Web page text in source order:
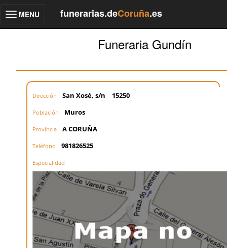
Toggle
MENU funerarias.deCoruña.es
Funeraria Gundín
Dirección San Xosé, s/n 15250
Población Muros
Provincia A CORUÑA
Teléfono 981826525
Especialidad